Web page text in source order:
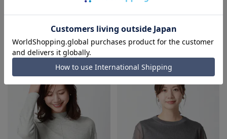
【前後2WAY】【長袖】
5,929円
ー【長袖】
5,489円